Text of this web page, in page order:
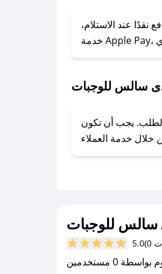
قم بما يلي:
- اضغط على أيقونة متابعة لمتجر سالس للوجبات في تطبيق صحصح.
- تابع حسابنا الرسمي على تويتر وقم بتفعيل زر التنبيهات.
نقدًا عند الاستلام،
سالس للوجبات
استرجاع أو استبدال المنتجات مجانًا خلال 7 أيام من استلام الطلب. يجب أن تكون
سالس للوجبات
5.0